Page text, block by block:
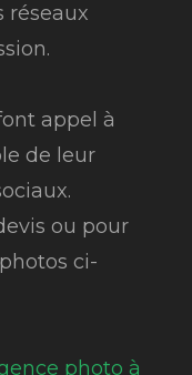
réseaux
appel à
de leur
ou pour
ci-
photo à